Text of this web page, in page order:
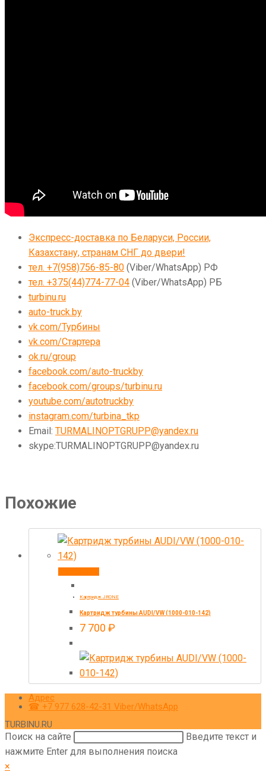
Экспресс-доставка по Беларуси, России,
Казахстану, странам СНГ до двери!
тел. +7(958)756-85-80 (Viber/WhatsApp) РФ
тел. +375(44)774-77-04 (Viber/WhatsApp) РБ
turbinu.ru
auto-truck.by
vk.com/Турбины
vk.com/Стартера
ok.ru/group
facebook.com/auto-truckby
facebook.com/groups/turbinu.ru
youtube.com/autotruckby
instagram.com/turbina_tkp
Email: TURMALINOPTGRUPP@yandex.ru
skype:TURMALINOPTGRUPP@yandex.ru
Похожие
Картридж JRONE
Картридж турбины AUDI/VW (1000-010-142)
7 700 ₽
Адрес
☎ +7 977 628-42-31 Viber/WhatsApp
TURBINU.RU
Поиск на сайте
Введите текст и
нажмите Enter для выполнения поиска
×